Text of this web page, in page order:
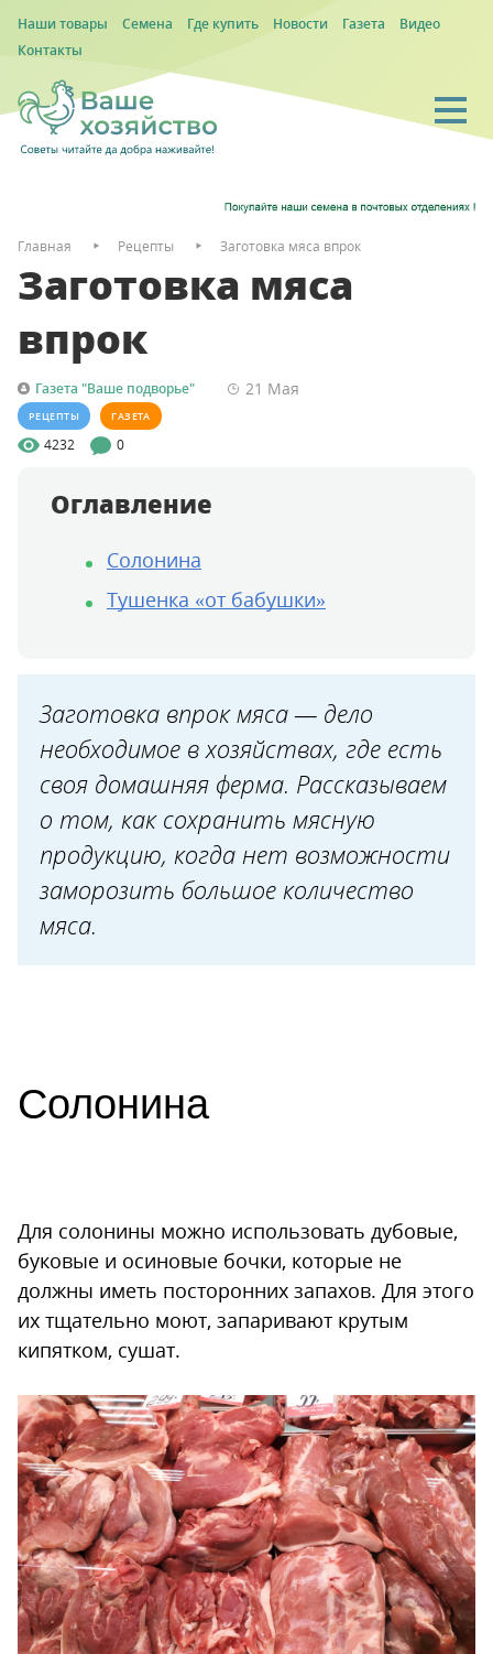
Наши товары Семена Где купить Новости Газета
Видео
Контакты
Главная Рецепты Заготовка мяса впрок
Заготовка мяса
впрок
Газета "Ваше подворье" 21 Мая
РЕЦЕПТЫ ГАЗЕТА
4232 0
Оглавление
Солонина
Тушенка «от бабушки»
Заготовка впрок мяса — дело
необходимое в хозяй­ствах, где есть
своя домашняя ферма. Рассказываем
о том, как сохранить мясную
продукцию, когда нет возможности
заморозить большое количество
мяса.
Солонина
Для солонины можно использовать дубовые,
буковые и осиновые бочки, которые не
должны иметь посторонних запахов. Для этого
их тщательно моют, запаривают крутым
кипятком, сушат.